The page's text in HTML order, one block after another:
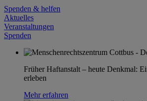
Spenden & helfen
Aktuelles
Veranstaltungen
Spenden
Früher Haftanstalt – heute Denkmal:
erleben
Mehr erfahren